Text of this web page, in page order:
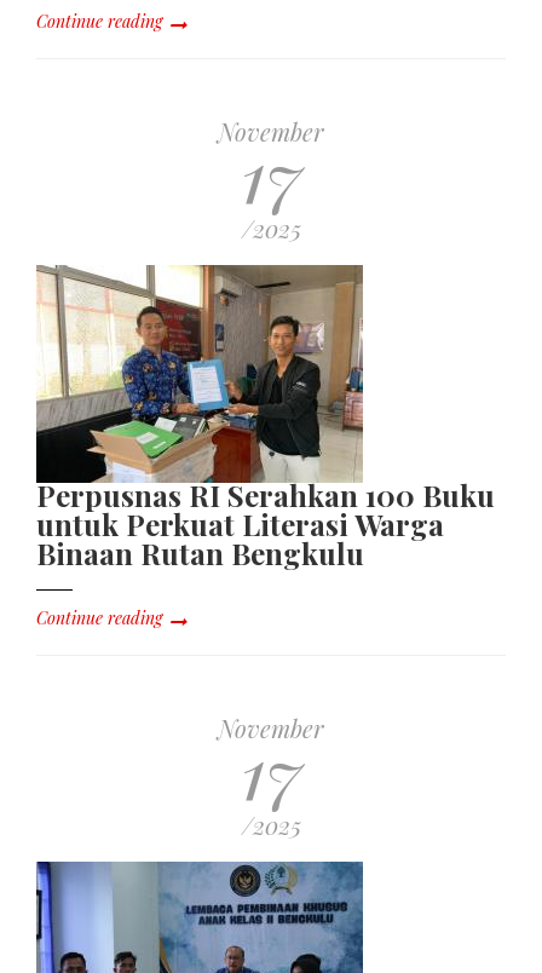
Continue reading
November
17
/2025
Perpusnas RI Serahkan 100 Buku
untuk Perkuat Literasi Warga
Binaan Rutan Bengkulu
Continue reading
November
17
/2025